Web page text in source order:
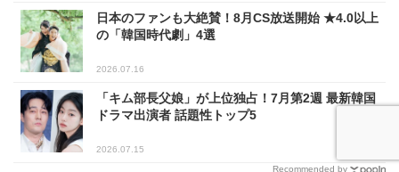
日本のファンも大絶賛！8月CS放送開始 ★4.0以上
の「韓国時代劇」4選
2026.07.16
「キム部長父娘」が上位独占！7月第2週 最新韓国
ドラマ出演者 話題性トップ5
2026.07.15
Recommended by